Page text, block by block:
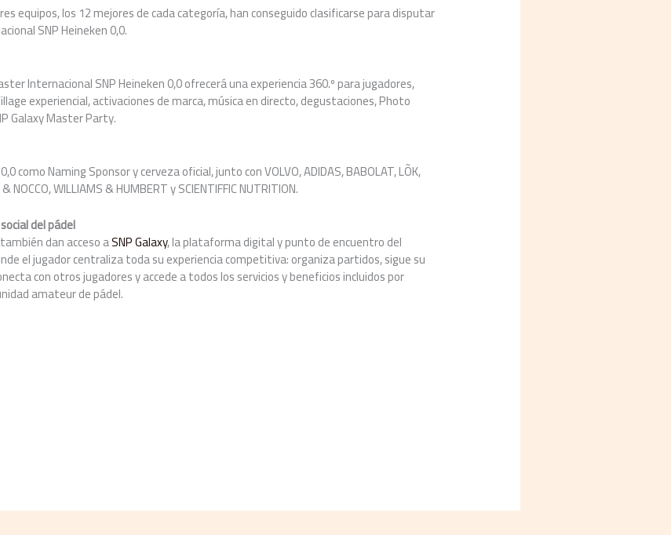
equipos, los 12 mejores de cada categoría, han conseguido clasificarse para disputar
SNP Heineken 0,0.
Internacional SNP Heineken 0,0 ofrecerá una experiencia 360.º para jugadores,
experiencial, activaciones de marca, música en directo, degustaciones, Photo
Galaxy Master Party.
como Naming Sponsor y cerveza oficial, junto con VOLVO, ADIDAS, BABOLAT, LÕK,
NOCCO, WILLIAMS & HUMBERT y SCIENTIFFIC NUTRITION.
del pádel
dan acceso aSNP Galaxy, la plataforma digital y punto de encuentro del
el jugador centraliza toda su experiencia competitiva: organiza partidos, sigue su
con otros jugadores y accede a todos los servicios y beneficios incluidos por
amateur de pádel.